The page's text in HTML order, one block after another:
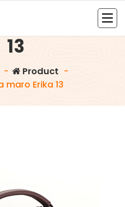
Erika
13
Product -
maro Erika 13